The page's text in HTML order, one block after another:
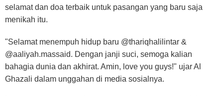
selamat dan doa terbaik untuk pasangan yang baru saja
menikah itu.
"Selamat menempuh hidup baru @thariqhalilintar &
@aaliyah.massaid. Dengan janji suci, semoga kalian
bahagia dunia dan akhirat. Amin, love you guys!" ujar Al
Ghazali dalam unggahan di media sosialnya.